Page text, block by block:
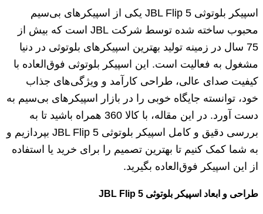
اسپیکر بلوتوثی JBL Flip 5 یکی از اسپیکر‌های بی‌سیم
محبوب ساخته شده توسط شرکت JBL است که بیش از
75 سال در زمینه تولید بهترین اسپیکرهای بلوتوثی در دنیا
مشغول به فعالیت است. این اسپیکر بلوتوثی فوق‌العاده با
کیفیت صدای عالی، طراحی کارآمد و ویژگی‌های جذاب
خود، توانسته جایگاه خوبی را در بازار اسپیکر‌های بی‌سیم به
دست آورد. در این مقاله، با کالا 360 همراه باشید تا به
بررسی دقیق و کامل اسپیکر بلوتوثی JBL Flip 5 بپردازیم و
به شما کمک کنیم تا بهترین تصمیم را برای خرید یا استفاده
از این اسپیکر فوق‌العاده بگیرید.
طراحی و ابعاد اسپیکر بلوتوثی JBL Flip 5